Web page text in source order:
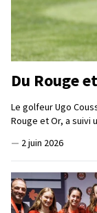
Du Rouge
Le golfeur Ugo
Rouge et Or, a suivi
— 2 juin 2026